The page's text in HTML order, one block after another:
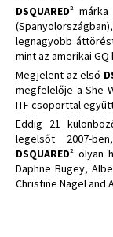
DSQUARED²
legnagyobb
mint az amerikai
Megjelent az első
megfelelője a She
ITF csoporttal
Eddig 21
legelsőt 2007-
DSQUARED² olyan
Daphne Bugey,
Christine Nagel and